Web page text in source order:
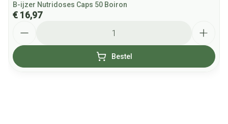
B-ijzer Nutridoses Caps 50 Boiron
€ 16,97
Bestel